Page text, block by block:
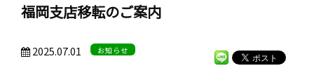
福岡支店移転のご案内
2025.07.01 お知らせ